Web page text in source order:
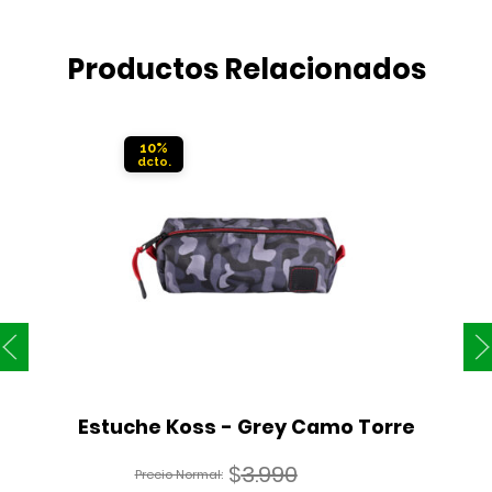
Productos Relacionados
10%
Estuche Koss - Grey Camo Torre
$3.990